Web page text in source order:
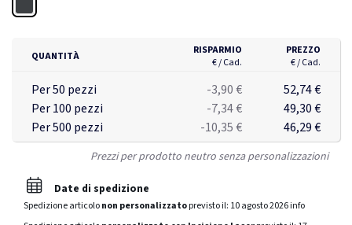
opposto è possibile stampare un logo. Dispone di una grande
fai da te. Fornito in una scatola di carta riciclata con chiusura
magnetica. 3 anni di garanzia inclusi.
QUANTITÀ
RISPARMIO
€ / Cad.
PREZZO
€ / Cad.
Per 50 pezzi -3,90 €
52,74 €
Per 100 pezzi
-7,34 €
49,30 €
Per 500 pezzi
-10,35 € 46,29 €
Prezzi per prodotto neutro senza personalizzazioni
Date di spedizione
Spedizione articolonon personalizzatoprevisto il: 10 agosto 2026info